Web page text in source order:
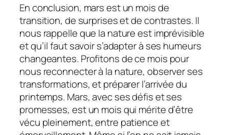
En conclusion, mars est un mois de
transition, de surprises et de contrastes. Il
nous rappelle que la nature est imprévisible
et qu’il faut savoir s’adapter à ses humeurs
changeantes. Profitons de ce mois pour
nous reconnecter à la nature, observer ses
transformations, et préparer l’arrivée du
printemps. Mars, avec ses défis et ses
promesses, est un mois qui mérite d’être
vécu pleinement, entre patience et